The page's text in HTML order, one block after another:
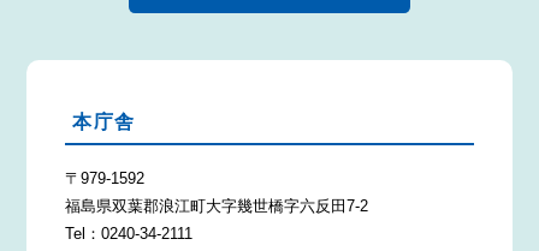
本庁舎
〒979-1592
福島県双葉郡浪江町大字幾世橋字六反田7-2
Tel：0240-34-2111